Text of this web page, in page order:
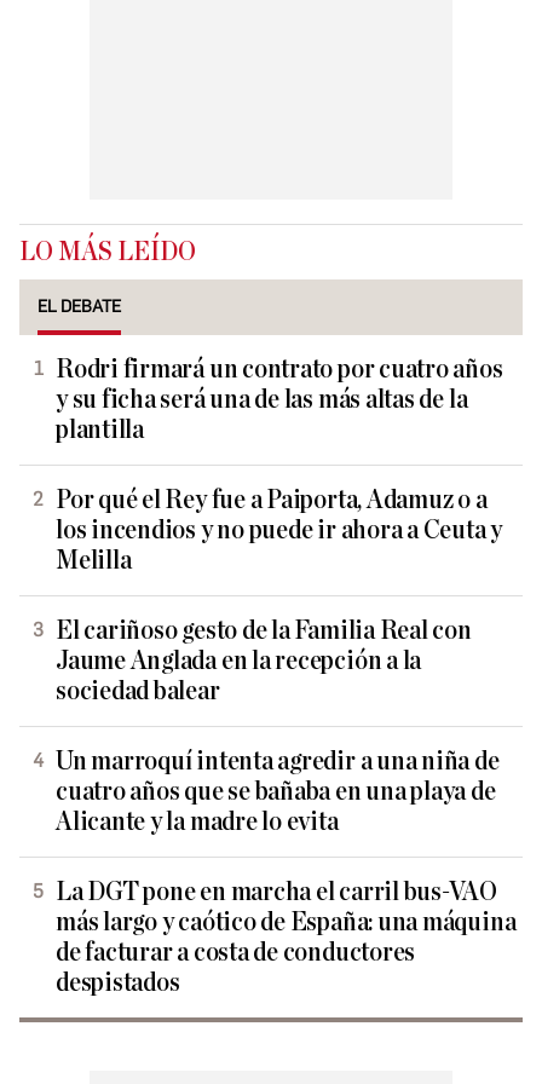
LO MÁS LEÍDO
EL DEBATE
Rodri firmará un contrato por cuatro años
y su ficha será una de las más altas de la
plantilla
Por qué el Rey fue a Paiporta, Adamuz o a
los incendios y no puede ir ahora a Ceuta y
Melilla
El cariñoso gesto de la Familia Real con
Jaume Anglada en la recepción a la
sociedad balear
Un marroquí intenta agredir a una niña de
cuatro años que se bañaba en una playa de
Alicante y la madre lo evita
La DGT pone en marcha el carril bus-VAO
más largo y caótico de España: una máquina
de facturar a costa de conductores
despistados